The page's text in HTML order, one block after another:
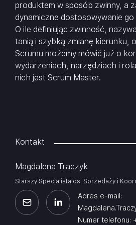
produktem w sposób zwinny, a
dynamiczne dostosowywanie
O ile definiując zwinność,
tanią i szybką zmianę kierunku,
Scrumu możemy mówić już o
wydarzeniach, narzędziach i
nich jest Scrum Master.
realizacji pracy zwinnej, tzn.
czynnikami zewnętrznymi, a
potrafili uczyć się na błędach i
Mówi się, że Scrum Mastera
przywództwo służebne. Ma
poszukiwaniu rozwiązań, ale ich
Powinien stanowić dla zespołu
Kontakt
Magdalena Traczyk
Starszy Specjalista ds. Sprzedaży i
Adres e-mail:
Numer telefonu: